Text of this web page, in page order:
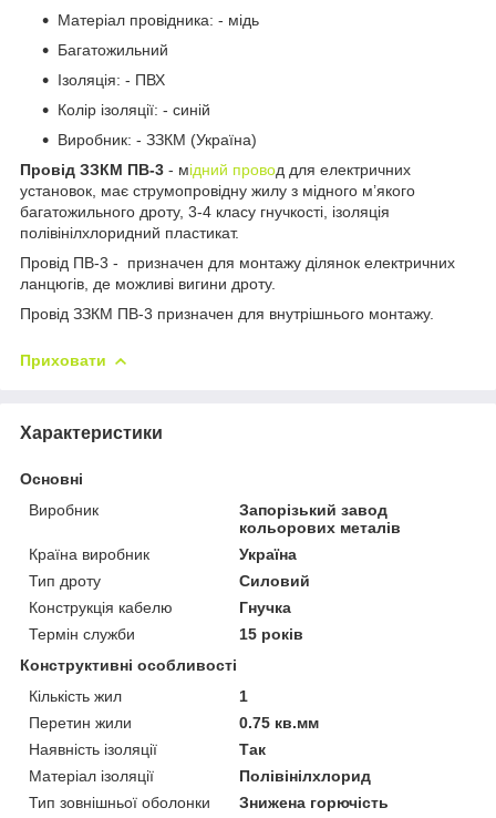
Матеріал провідника: - мідь
Багатожильний
Ізоляція: - ПВХ
Колір ізоляції: - синій
Виробник: - ЗЗКМ (Україна)
Провід ЗЗКМ ПВ-3 - мідний провод для електричних
установок, має струмопровідну жилу з мідного м’якого
багатожильного дроту, 3-4 класу гнучкості, ізоляція
полівінілхлоридний пластикат.
Провід ПВ-3 - призначен для монтажу ділянок електричних
ланцюгів, де можливі вигини дроту.
Провід ЗЗКМ ПВ-3 призначен для внутрішнього монтажу.
Приховати
Характеристики
Основні
Виробник
Запорізький завод
кольорових металів
Країна виробник
Україна
Тип дроту
Силовий
Конструкція кабелю
Гнучка
Термін служби
15 років
Конструктивні особливості
Кількість жил
1
Перетин жили
0.75 кв.мм
Наявність ізоляції
Так
Матеріал ізоляції
Полівінілхлорид
Тип зовнішньої оболонки
Знижена горючість